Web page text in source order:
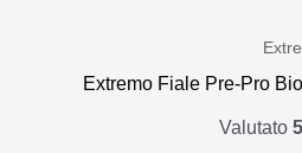
Extremo Fiale Pre-Pro
Valutato